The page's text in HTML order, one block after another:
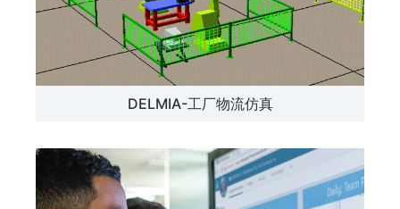
DELMIA-工厂物流仿真